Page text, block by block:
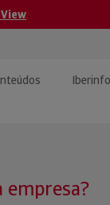
empresa?